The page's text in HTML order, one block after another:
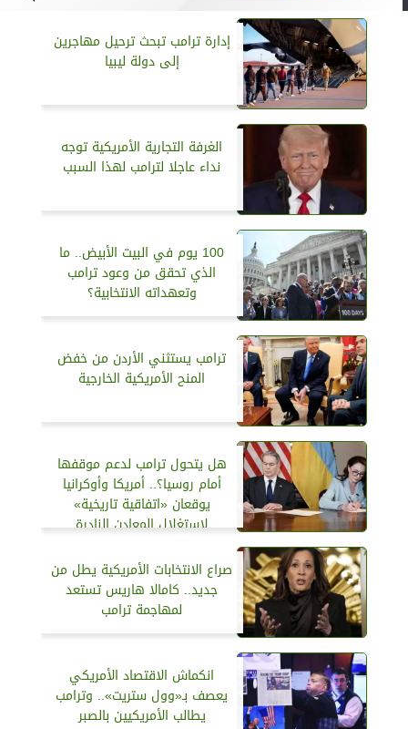
إدارة ترامب تبحث ترحيل مهاجرين
إلى دولة ليبيا
الغرفة التجارية الأمريكية توجه
نداء عاجلا لترامب لهذا السبب
100 يوم في البيت الأبيض.. ما
الذي تحقق من وعود ترامب
وتعهداته الانتخابية؟
ترامب يستثني الأردن من خفض
المنح الأمريكية الخارجية
هل يتحول ترامب لدعم موقفها
أمام روسيا؟.. أمريكا وأوكرانيا
يوقعان «اتفاقية تاريخية»
لاستغلال المعادن النادرة
صراع الانتخابات الأمريكية يطل من
جديد.. كامالا هاريس تستعد
لمهاجمة ترامب
انكماش الاقتصاد الأمريكي
يعصف بـ«وول ستريت».. وترامب
يطالب الأمريكيين بالصبر